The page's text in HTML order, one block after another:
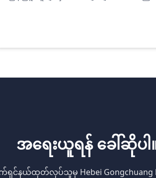
အရေးယူရန် ခေါ်ဆိုပါ
နယ်ထုတ်လုပ်သူမှ Hebei Gongchuang